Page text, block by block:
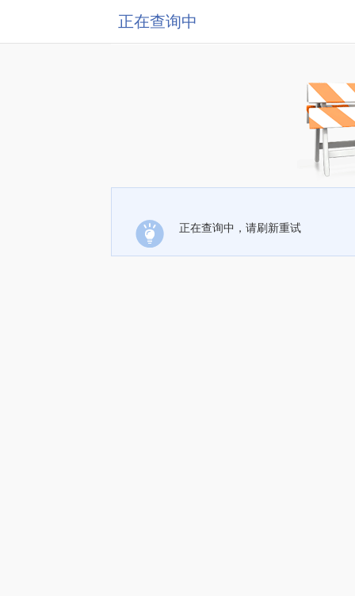
正在查询中
正在查询中，请刷新重试